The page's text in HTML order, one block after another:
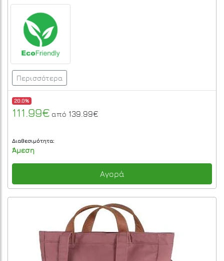
Περισσότερα
20.0%
111.99€ από 139.99€
Διαθεσιμότητα:
Άμεση
Αγορά